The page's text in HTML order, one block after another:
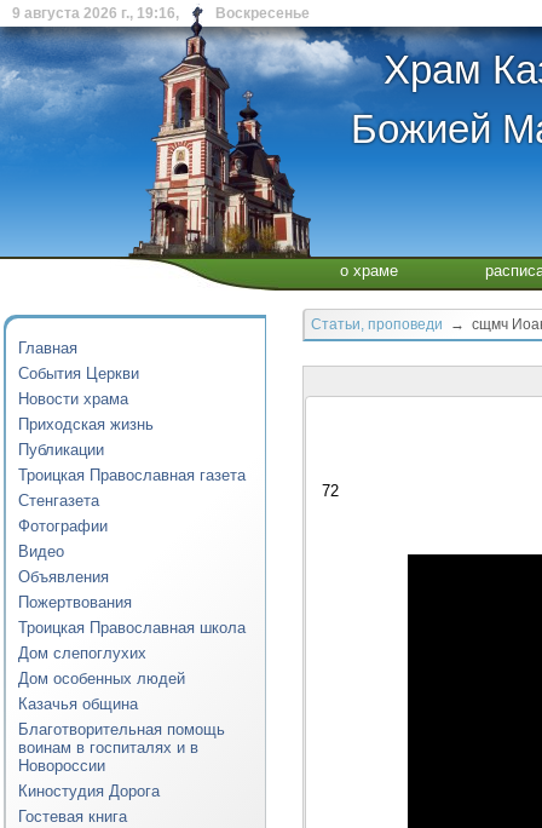
9 августа 2026 г., 19:16, Воскресенье
Храм
Божией
о храме
Главная
События Церкви
Новости храма
Приходская жизнь
Публикации
Троицкая Православная газета
Стенгазета
Фотографии
Видео
Объявления
Пожертвования
Троицкая Православная школа
Дом слепоглухих
Дом особенных людей
Казачья община
Благотворительная помощь
воинам в госпиталях и в
Новороссии
Киностудия Дорога
Гостевая книга
Статьи, проповеди → сщмч
72